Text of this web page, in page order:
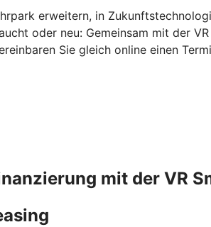
erweitern, in
oder neu: Gemeinsam mit der
Sie gleich online einen
mit der VR